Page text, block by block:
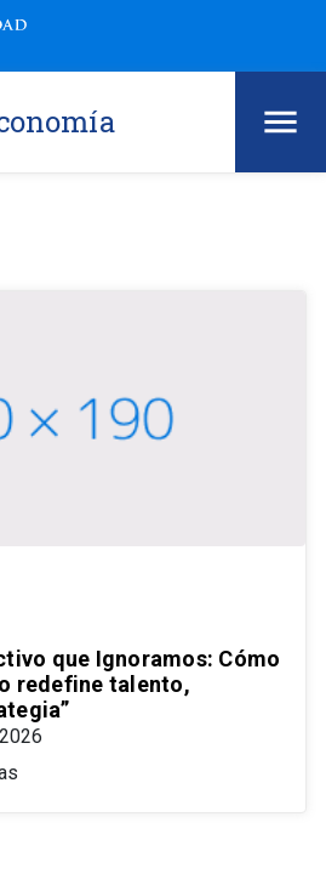
que Ignoramos: Cómo
redefine talento,